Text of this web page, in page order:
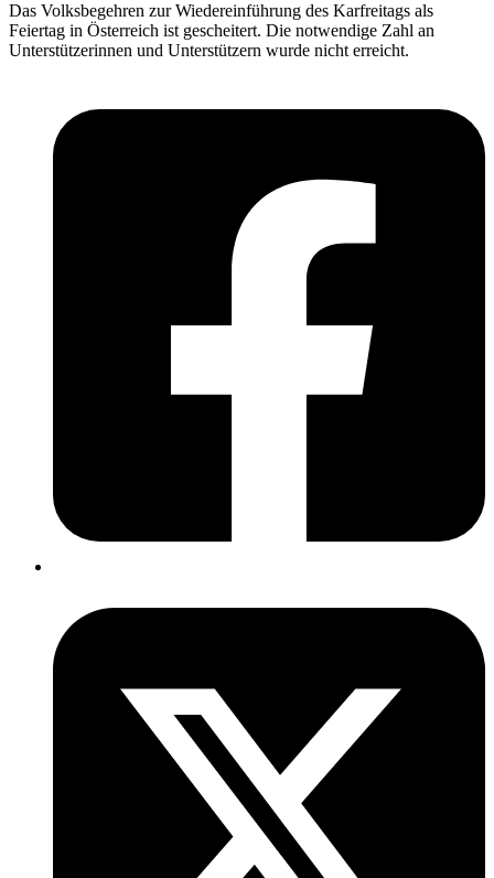
Das Volksbegehren zur Wiedereinführung des Karfreitags als
Feiertag in Österreich ist gescheitert. Die notwendige Zahl an
Unterstützerinnen und Unterstützern wurde nicht erreicht.